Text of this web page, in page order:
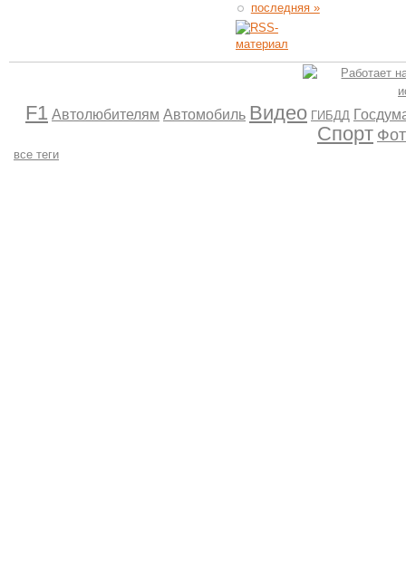
последняя »
F1 Автолюбителям Автомобиль Видео ГИБДД
Спорт
все теги